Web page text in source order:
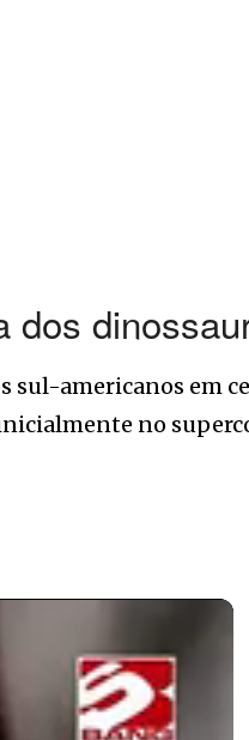
dos
sul-americanos em
no